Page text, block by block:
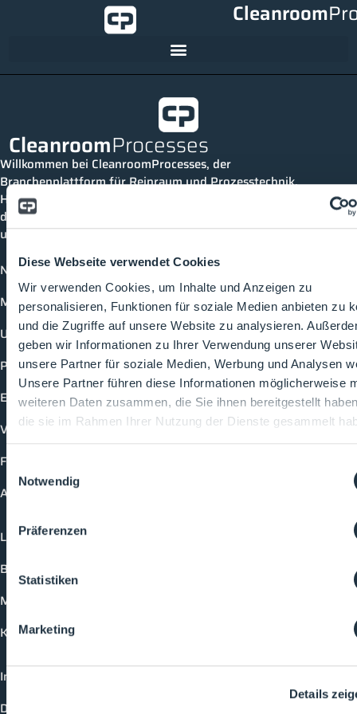
Diese Webseite verwendet Cookies
Wir verwenden Cookies, um Inhalte und Anzeigen zu
personalisieren, Funktionen für soziale Medien anbieten zu
und die Zugriffe auf unsere Website zu analysieren.
geben wir Informationen zu Ihrer Verwendung unserer
unsere Partner für soziale Medien, Werbung und Analysen
Unsere Partner führen diese Informationen möglicherweise
weiteren Daten zusammen, die Sie ihnen bereitgestellt
die sie im Rahmen Ihrer Nutzung der Dienste gesammelt
Einwilligungsauswahl
Notwendig
Präferenzen
Statistiken
Marketing
Details
Cleanroom
CleanroomProcesses
Willkommen bei CleanroomProcesses, der
Branchenplattform für Reinraum und Prozesstechnik.
Hier bleibst du immer auf dem neuesten Stand, kannst
dich mit anderen verknüpfen und alle relevanten Themen
und Events der Branche entdecken.
News
Mediathek
Unternehmen
Produkte
Events
Vorträge
Future-Faces
Academy
Login
Buchungsmöglichkeiten
Medienformate
Kontakt
Impressum
Datenschutzerklärung